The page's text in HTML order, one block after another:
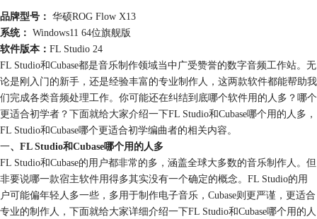
品牌型号： 华硕ROG Flow X13
系统： Windows11 64位旗舰版
软件版本： FL Studio 24
FL Studio和Cubase都是音乐制作领域当中广受赞誉的数字音频工作站。无
论是刚入门的新手，还是经验丰富的专业制作人，这两款软件都能帮助我
们完成各类音频处理工作。你可能还在纠结到底哪个软件用的人多？哪个
更适合初学者？下面就给大家介绍一下FL Studio和Cubase哪个用的人多，
FL Studio和Cubase哪个更适合初学编曲者的相关内容。
一、FL Studio和Cubase哪个用的人多
FL Studio和Cubase的用户都非常的多，涵盖全球大多数的音乐制作人。但
非要说哪一款宿主软件用得多其实没有一个确定的概念。FL Studio的用
户可能偏年轻人多一些，多用于制作电子音乐，Cubase则更严谨，更适合
专业的制作人，下面就给大家详细介绍一下FL Studio和Cubase哪个用的人